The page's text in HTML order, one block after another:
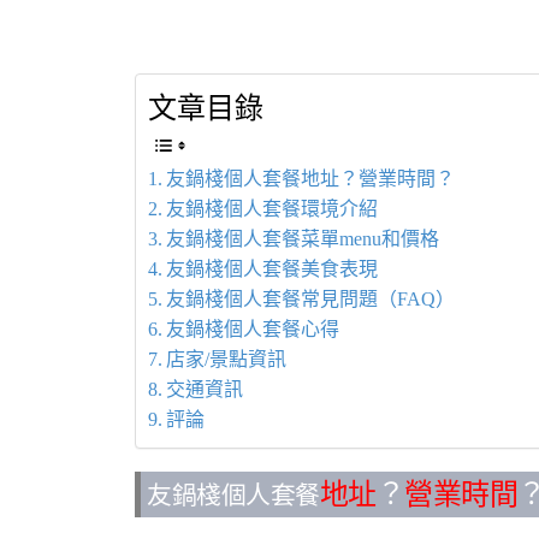
文章目錄
友鍋棧個人套餐地址？營業時間？
友鍋棧個人套餐環境介紹
友鍋棧個人套餐菜單menu和價格
友鍋棧個人套餐美食表現
友鍋棧個人套餐常見問題（FAQ）
友鍋棧個人套餐心得
店家/景點資訊
交通資訊
評論
友鍋棧個人套餐地址 ？ 營業時間